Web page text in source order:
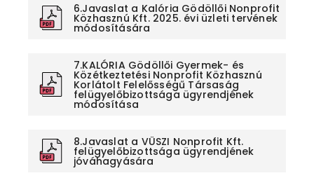
6.Javaslat a Kalória Gödöllői Nonprofit
Közhasznú Kft. 2025. évi üzleti tervének
módosítására
7.KALÓRIA Gödöllői Gyermek- és
Közétkeztetési Nonprofit Közhasznú
Korlátolt Felelősségű Társaság
felügyelőbizottsága ügyrendjének
módosítása
8.Javaslat a VÜSZI Nonprofit Kft.
felügyelőbizottsága ügyrendjének
jóváhagyására